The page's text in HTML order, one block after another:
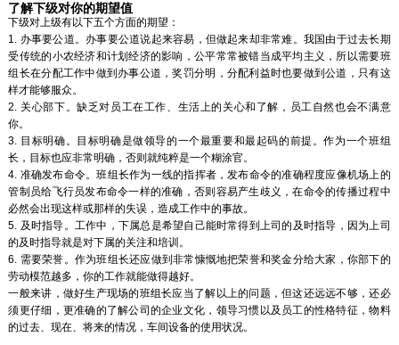
了解下级对你的期望值
下级对上级有以下五个方面的期望：
1. 办事要公道。办事要公道说起来容易，但做起来却非常难。我国由于过去长期
受传统的小农经济和计划经济的影响，公平常常被错当成平均主义，所以需要班
组长在分配工作中做到办事公道，奖罚分明，分配利益时也要做到公道，只有这
样才能够服众。
2. 关心部下。缺乏对员工在工作、生活上的关心和了解，员工自然也会不满意
你。
3. 目标明确。目标明确是做领导的一个最重要和最起码的前提。作为一个班组
长，目标也应非常明确，否则就纯粹是一个糊涂官。
4. 准确发布命令。班组长作为一线的指挥者，发布命令的准确程度应像机场上的
管制员给飞行员发布命令一样的准确，否则容易产生歧义，在命令的传播过程中
必然会出现这样或那样的失误，造成工作中的事故。
5. 及时指导。工作中，下属总是希望自己能时常得到上司的及时指导，因为上司
的及时指导就是对下属的关注和培训。
6. 需要荣誉。作为班组长还应做到非常慷慨地把荣誉和奖金分给大家，你部下的
劳动模范越多，你的工作就能做得越好。
一般来讲，做好生产现场的班组长应当了解以上的问题，但这还远远不够，还必
须更仔细，更准确的了解公司的企业文化，领导习惯以及员工的性格特征，物料
的过去、现在、将来的情况，车间设备的使用状况。